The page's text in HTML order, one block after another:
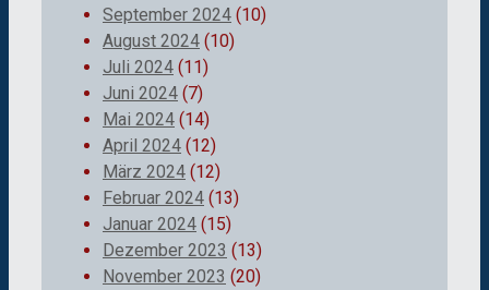
September 2024 (10)
August 2024 (10)
Juli 2024 (11)
Juni 2024 (7)
Mai 2024 (14)
April 2024 (12)
März 2024 (12)
Februar 2024 (13)
Januar 2024 (15)
Dezember 2023 (13)
November 2023 (20)